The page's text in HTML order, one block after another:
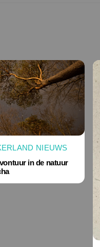
NIEUWS
in de natuur